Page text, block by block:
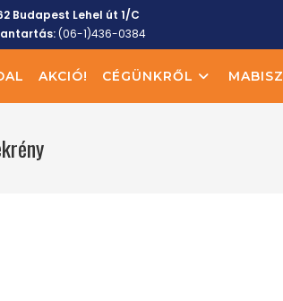
Budapest Lehel út 1/C
(06-1)436-0384
AKCIÓ! CÉGÜNKRŐL MABISZ